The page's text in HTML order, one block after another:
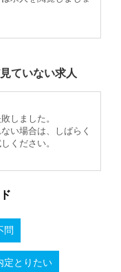
ていない求人
しました。
い場合は、しばらく
ください。
問
定とりたい